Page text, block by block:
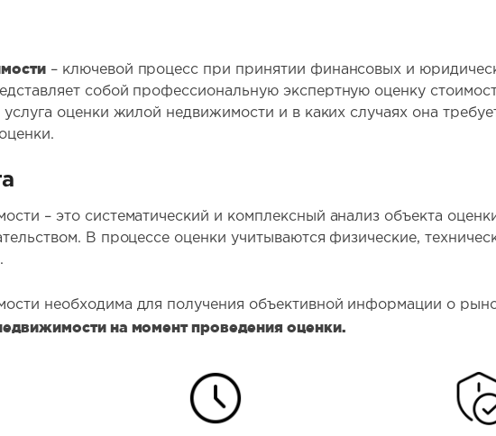
– ключевой процесс при принятии финансовых и
собой профессиональную экспертную оценку
оценки жилой недвижимости и в каких случаях она
– это систематический и комплексный анализ объекта
В процессе оценки учитываются физические,
необходима для получения объективной информации о
на момент проведения оценки.